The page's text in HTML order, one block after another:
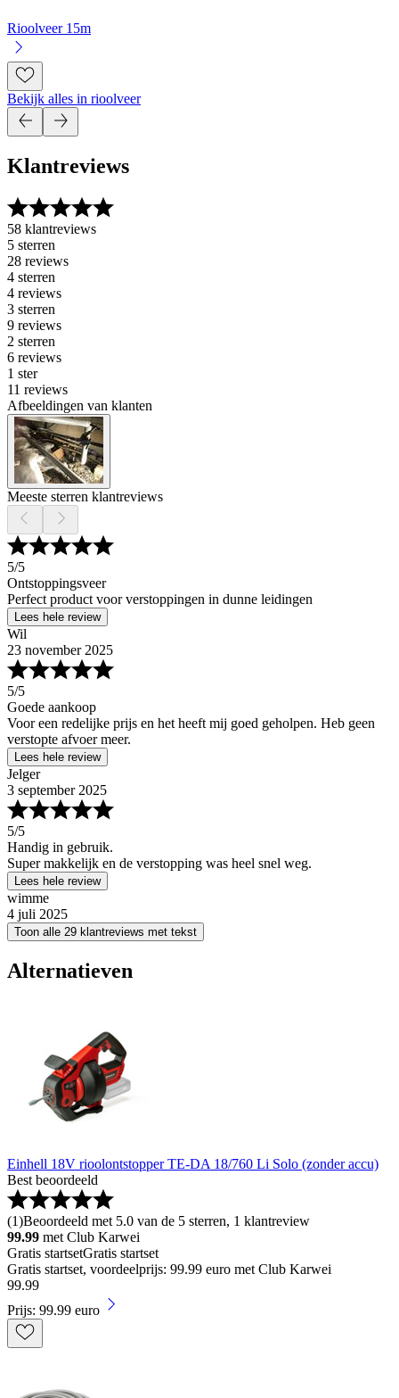
Rioolveer 15m
Bekijk alles in rioolveer
Klantreviews
58 klantreviews
5 sterren
28 reviews
4 sterren
4 reviews
3 sterren
9 reviews
2 sterren
6 reviews
1 ster
11 reviews
Afbeeldingen van klanten
Meeste sterren klantreviews
5/5
Ontstoppingsveer
Perfect product voor verstoppingen in dunne leidingen
Lees hele review
Wil
23 november 2025
5/5
Goede aankoop
Voor een redelijke prijs en het heeft mij goed geholpen. Heb geen
verstopte afvoer meer.
Lees hele review
Jelger
3 september 2025
5/5
Handig in gebruik.
Super makkelijk en de verstopping was heel snel weg.
Lees hele review
wimme
4 juli 2025
Toon alle 29 klantreviews met tekst
Alternatieven
Einhell 18V rioolontstopper TE-DA 18/760 Li Solo (zonder accu)
Best beoordeeld
(1)Beoordeeld met 5.0 van de 5 sterren, 1 klantreview
99.99 met Club Karwei
Gratis startsetGratis startset
Gratis startset, voordeelprijs: 99.99 euro met Club Karwei
99.99
Prijs: 99.99 euro